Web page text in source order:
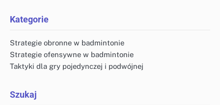
Kategorie
Strategie obronne w badmintonie
Strategie ofensywne w badmintonie
Taktyki dla gry pojedynczej i podwójnej
Szukaj